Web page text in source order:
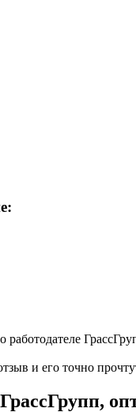
работодателе
и его точно